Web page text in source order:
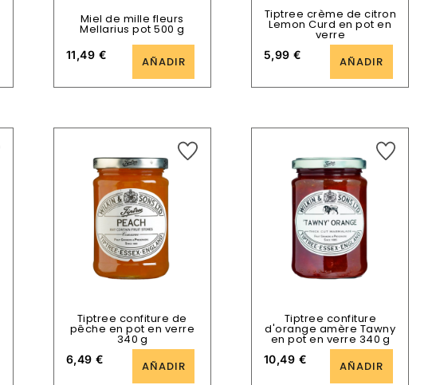
Miel de mille fleurs
Mellarius pot 500 g
11,49 € AÑADIR
Tiptree crème de citron
Lemon Curd en pot en
verre
5,99€ AÑADIR
Tiptree confiture de
pêche en pot en verre
340 g
6,49€ AÑADIR
Tiptree confiture
d'orange amère Tawny
en pot en verre 340 g
10,49 € AÑADIR